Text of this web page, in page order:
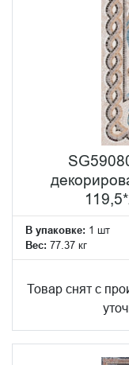
В упаковке: 1 шт
Вес: 77.37 кг
Товар снят с